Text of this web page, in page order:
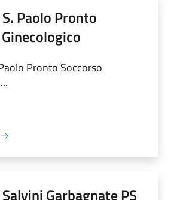
Paolo Pronto
Pronto Soccorso
Garbagnate PS